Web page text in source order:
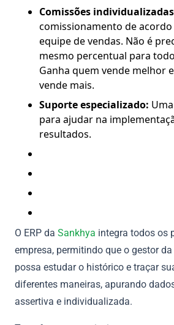
Comissões
comissionamento de
equipe de vendas. Não é
mesmo percentual para
Ganha quem vende melhor
vende mais.
Suporte especializado:
para ajudar na
resultados.
O ERP da Sankhya integra todos os
empresa, permitindo que o gestor da
possa estudar o histórico e traçar
diferentes maneiras, apurando
assertiva e individualizada.